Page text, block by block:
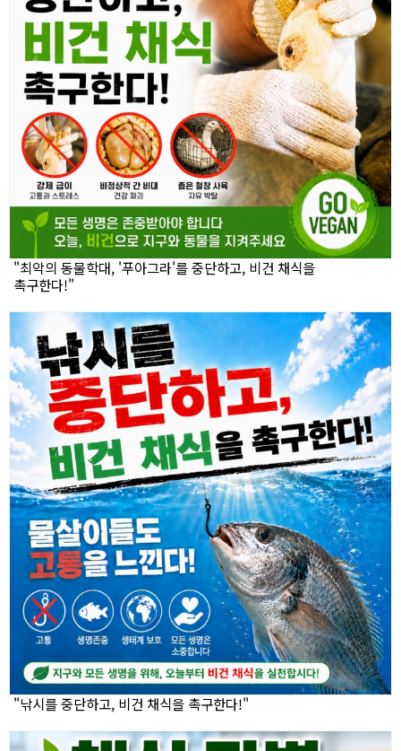
"최악의 동물학대, '푸아그라'를 중단하고, 비건 채식을
촉구한다!"
"낚시를 중단하고, 비건 채식을 촉구한다!"